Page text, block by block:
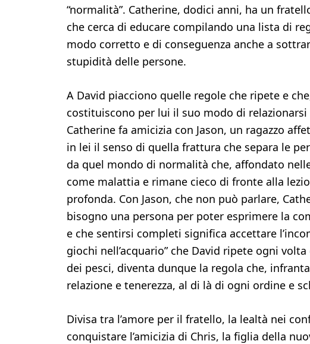
“normalità”. Catherine, dodici anni, ha un
che cerca di educare compilando una lista di
modo corretto e di conseguenza anche a
stupidità delle persone.
A David piacciono quelle regole che ripete e
costituiscono per lui il suo modo di
Catherine fa amicizia con Jason, un ragazzo
in lei il senso di quella frattura che separa le
da quel mondo di normalità che, affondato
come malattia e rimane cieco di fronte alla
profonda. Con Jason, che non può parlare,
bisogno una persona per poter esprimere la
e che sentirsi completi significa accettare
giochi nell’acquario” che David ripete ogni
dei pesci, diventa dunque la regola che,
relazione e tenerezza, al di là di ogni ordine e
Divisa tra l’amore per il fratello, la lealtà nei
conquistare l’amicizia di Chris, la figlia della